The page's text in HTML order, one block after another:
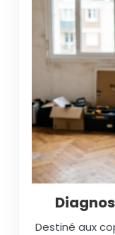
Destiné aux